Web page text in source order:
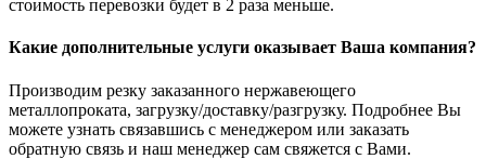
стоимость перевозки будет в 2 раза меньше.
Какие дополнительные услуги оказывает Ваша компания?
Производим резку заказанного нержавеющего
металлопроката, загрузку/доставку/разгрузку. Подробнее Вы
можете узнать связавшись с менеджером или заказать
обратную связь и наш менеджер сам свяжется с Вами.